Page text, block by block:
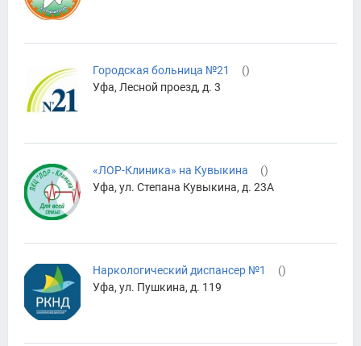
Городская больница №21 ()
Уфа, Лесной проезд, д. 3
«ЛОР-Клиника» на Кувыкина ()
Уфа, ул. Степана Кувыкина, д. 23А
Наркологический диспансер №1 ()
Уфа, ул. Пушкина, д. 119